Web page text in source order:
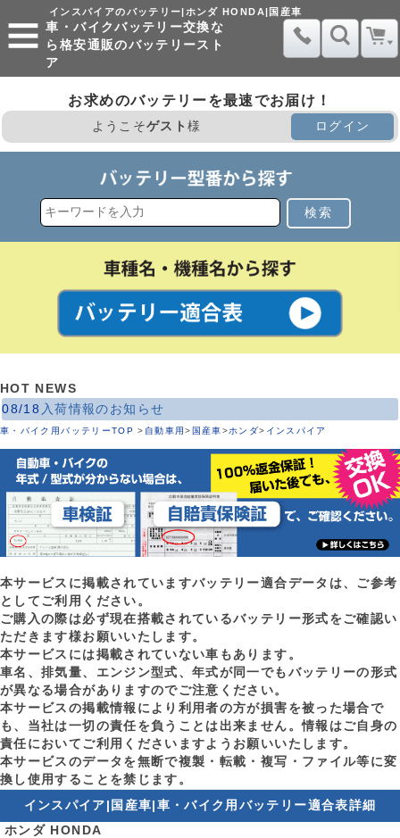
インスパイアのバッテリー|ホンダ HONDA|国産車
車・バイクバッテリー交換な
ら格安通販のバッテリースト
ア
お求めのバッテリーを最速でお届け！
ようこそゲスト様 ログイン
検索
HOT NEWS
08/18 入荷情報のお知らせ
車・バイク用バッテリーTOP > 自動車用> 国産車>ホンダ> インスパイア
本サービスに掲載されていますバッテリー適合データは、ご参考
としてご利用ください。
ご購入の際は必ず現在搭載されているバッテリー形式をご確認い
ただきます様お願いいたします。
本サービスには掲載されていない車もあります。
車名、排気量、エンジン型式、年式が同一でもバッテリーの形式
が異なる場合がありますのでご注意ください。
本サービスの掲載情報により利用者の方が損害を被った場合で
も、当社は一切の責任を負うことは出来ません。情報はご自身の
責任においてご利用くださいますようお願いいたします。
本サービスのデータを無断で複製・転載・複写・ファイル等に変
換し使用することを禁じます。
インスパイア|国産車|車・バイク用バッテリー適合表詳細
ホンダ HONDA